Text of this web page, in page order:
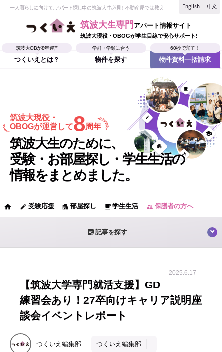
一人暮らしに向けて、アパート探し中の筑波大生必見！ 不動産屋では教えてくれない、筑波大生なら
English 中文
筑波大生専門 アパート情報サイト
筑波大現役・OBOGが学生目線で安心サポート!
筑波大OBが8年運営
つくいえとは？
学群・学類に合う
物件を探す
60秒で完了！
物件資料一括請求
筑波大現役・
OBOGが運営して8周年
筑波大生のために、
受験・お部屋探し・学生生活の
情報をまとめました。
home edit 受験応援 apartment 部屋探し local_cafe 学生生活 supervisor_account 保護者の方へ
sticky_note_2 記事を探す
2025.6.17
【筑波大学専門就活支援】GD
練習会あり！27卒向けキャリア説明座
談会イベントレポート
つくいえ編集部 つくいえ編集部